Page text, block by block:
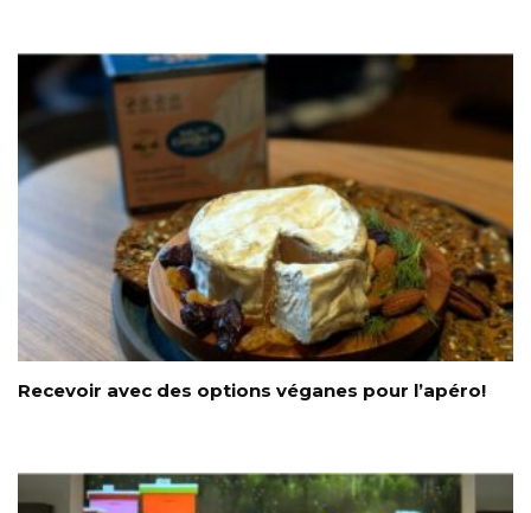
Recevoir avec des options véganes pour l’apéro!